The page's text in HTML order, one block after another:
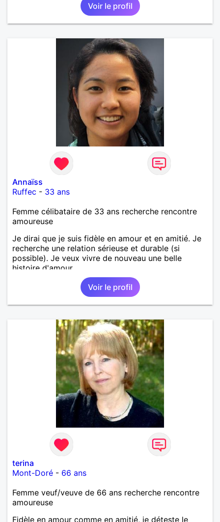
Voir le profil
Annaïss
Ruffec - 33 ans
Femme célibataire de 33 ans recherche rencontre
amoureuse
Je dirai que je suis fidèle en amour et en amitié. Je
recherche une relation sérieuse et durable (si
possible). Je veux vivre de nouveau une belle
histoire d'amour.
Voir le profil
terina
Mont-Doré - 66 ans
Femme veuf/veuve de 66 ans recherche rencontre
amoureuse
Fidèle en amour comme en amitié, je déteste le